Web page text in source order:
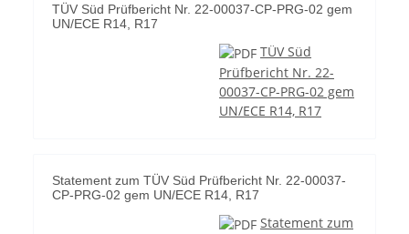
TÜV Süd Prüfbericht Nr. 22-00037-CP-PRG-02 gem
UN/ECE R14, R17
TÜV Süd
Prüfbericht Nr. 22-
00037-CP-PRG-02 gem
UN/ECE R14, R17
Statement zum TÜV Süd Prüfbericht Nr. 22-00037-
CP-PRG-02 gem UN/ECE R14, R17
Statement zum